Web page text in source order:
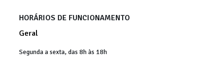
HORÁRIOS DE FUNCIONAMENTO
Geral
Segunda a sexta, das 8h às 18h